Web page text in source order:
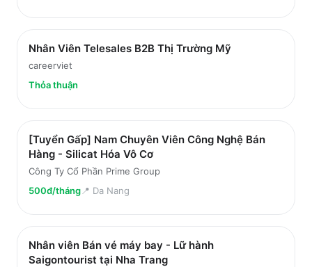
Nhân Viên Telesales B2B Thị Trường Mỹ
careerviet
Thỏa thuận
[Tuyển Gấp] Nam Chuyên Viên Công Nghệ Bán
Hàng - Silicat Hóa Vô Cơ
Công Ty Cổ Phần Prime Group
500đ/tháng📍 Da Nang
Nhân viên Bán vé máy bay - Lữ hành
Saigontourist tại Nha Trang